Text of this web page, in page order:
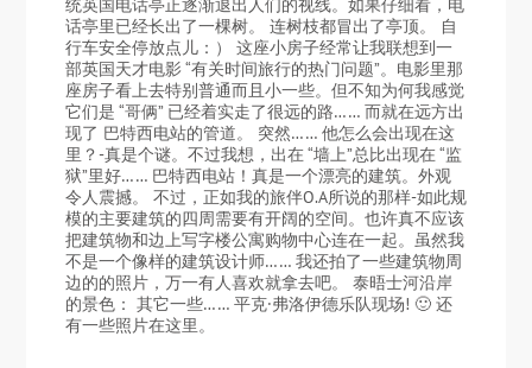
统英国电话亭正逐渐退出人们的视线。如果仔细看，电
话亭里已经长出了一棵树。 连树枝都冒出了亭顶。 自
行车安全停放点儿：） 这座小房子经常让我联想到一
部英国天才电影 “有关时间旅行的热门问题”。电影里那
座房子看上去特别普通而且小一些。但不知为何我感觉
它们是 “哥俩” 已经着实走了很远的路…… 而就在远方出
现了 巴特西电站的管道。 突然…… 他怎么会出现在这
里？-真是个谜。不过我想，出在 “墙上”总比出现在 “监
狱”里好…… 巴特西电站！真是一个漂亮的建筑。外观
令人震撼。 不过，正如我的旅伴O.A所说的那样-如此规
模的主要建筑的四周需要有开阔的空间。也许真不应该
把建筑物和边上写字楼公寓购物中心连在一起。虽然我
不是一个像样的建筑设计师…… 我还拍了一些建筑物周
边的的照片，万一有人喜欢就拿去吧。 泰晤士河沿岸
的景色： 其它一些…… 平克·弗洛伊德乐队现场! 🙂 还
有一些照片在这里。